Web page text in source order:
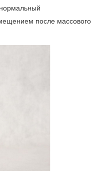
после массового